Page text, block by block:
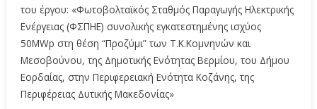
του έργου: «Φωτοβολταϊκός Σταθμός Παραγωγής Ηλεκτρικής
Ενέργειας (ΦΣΠΗΕ) συνολικής εγκατεστημένης ισχύος
50MWp στη θέση “Προζύμι” των Τ.Κ.Κομνηνών και
Μεσοβούνου, της Δημοτικής Ενότητας Βερμίου, του Δήμου
Εορδαίας, στην Περιφερειακή Ενότητα Κοζάνης, της
Περιφέρειας Δυτικής Μακεδονίας»